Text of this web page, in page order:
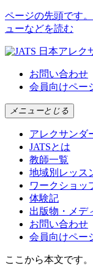
ページの先頭です
ューなどを読む
日本アレク
お問い合わせ
会員向けペー
メニューとじる
アレクサンダ
JATSとは
教師一覧
地域別レッス
ワークショッ
体験記
出版物・メデ
お問い合わせ
会員向けペー
ここから本文です。